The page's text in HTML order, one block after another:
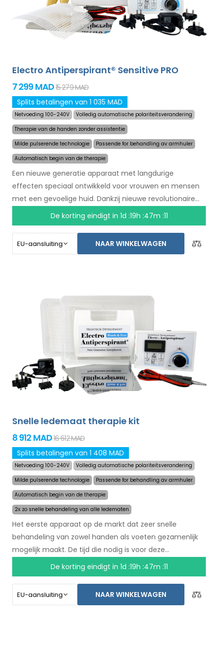
Electro Antiperspirant® Sensitive PRO
7 299 MAD15 279 MAD
Splits betalingen van 1 035 MAD
Netvoeding 100-240V
Volledig automatische polariteitsverandering
Therapie van de handen zonder assistentie
Milde pulserende technologie
Passende for behandling av armhuler
Automatisch begin van de therapie
Een nieuwe generatie apparaat met langdurige
effecten speciaal ontwikkeld voor vrouwen en mensen
met een gevoelige huid. Dankzij nieuwe revolutionaire
technologie kan het zweten in een mum van tijd
stoppen voor een langere tijd. Speciaal gemaakt voor
het behandelen van de voeten, oksels, en beide handen
zonder de assistentie van een ander persoon (allemaal
De korting eindigt in 1d :19h :47m :10
NAAR WINKELWAGEN
Snelle ledemaat therapie kit
8 912 MAD16 612 MAD
Splits betalingen van 1 408 MAD
Netvoeding 100-240V
Volledig automatische polariteitsverandering
Milde pulserende technologie
Passende for behandling av armhuler
Automatisch begin van de therapie
2x zo snelle behandeling van alle ledematen
Het eerste apparaat op de markt dat zeer snelle
behandeling van zowel handen als voeten gezamenlijk
mogelijk maakt. De tijd die nodig is voor deze
behandeling is teruggebracht naar 24 minuten, en het
langdurige effect van de behandeling is hetzelfde
gebleven. Met een automatisch systeem bent u niet
meer afhankelijk van een ander persoon. Zorg voor
De korting eindigt in 1d :19h :47m :10
NAAR WINKELWAGEN